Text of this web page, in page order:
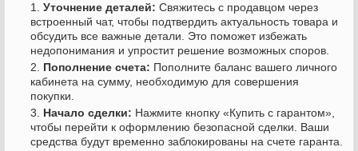
Уточнение деталей: Свяжитесь с продавцом через
встроенный чат, чтобы подтвердить актуальность товара и
обсудить все важные детали. Это поможет избежать
недопонимания и упростит решение возможных споров.
Пополнение счета: Пополните баланс вашего личного
кабинета на сумму, необходимую для совершения
покупки.
Начало сделки: Нажмите кнопку «Купить с гарантом»,
чтобы перейти к оформлению безопасной сделки. Ваши
средства будут временно заблокированы на счете гаранта.